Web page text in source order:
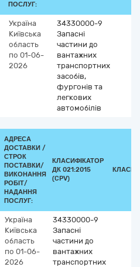
ПОСЛУГ:
Україна
Київська
область
по 01-06-
2026
34330000-9
Запасні
частини до
вантажних
транспортних
засобів,
фургонів та
легкових
автомобілів
АДРЕСА
ДОСТАВКИ /
СТРОК
ПОСТАВКИ/
ВИКОНАННЯ
РОБІТ/
НАДАННЯ
ПОСЛУГ:
КЛАСИФІКАТОР
ДК 021:2015
(CPV)
Україна
Київська
область
по 01-06-
2026
34330000-9
Запасні
частини до
вантажних
транспортних